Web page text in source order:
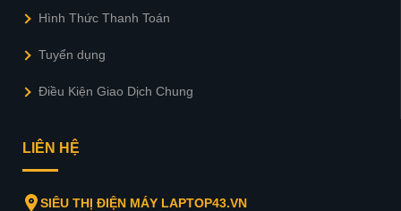
Hình Thức Thanh Toán
Tuyển dụng
Điều Kiện Giao Dịch Chung
LIÊN HỆ
SIÊU THỊ ĐIỆN MÁY LAPTOP43.VN